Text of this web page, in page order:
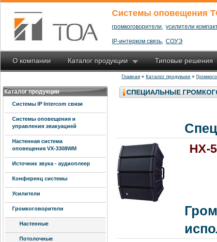
Системы оповещения
громкоговорители, усилители
IP-интерком связь, СОУЭ
О компании Каталог продукции Типовые решения
Главная » Каталог продукции »
Каталог продукции
Системы IP Intercom связи
Системы оповещения и
управления эвакуацией
Настенная система
оповещения VX-3308WM
Источник звука - аудиоплеер
Конференц системы
Усилители
Громкоговорители
Настенные
Потолочные
СПЕЦИАЛЬНЫЕ
HX-5